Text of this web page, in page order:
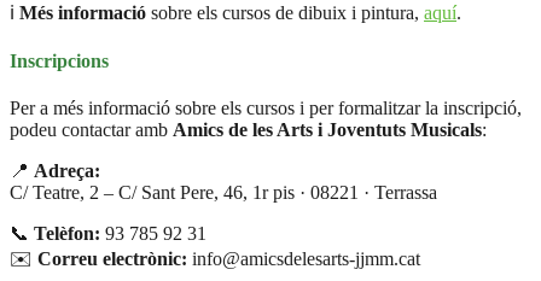
ℹ️ Més informació sobre els cursos de dibuix i pintura, aquí.
Inscripcions
Per a més informació sobre els cursos i per formalitzar la inscripció,
podeu contactar amb Amics de les Arts i Joventuts Musicals:
📍 Adreça:
C/ Teatre, 2 – C/ Sant Pere, 46, 1r pis · 08221 · Terrassa
📞 Telèfon: 93 785 92 31
✉️ Correu electrònic: info@amicsdelesarts-jjmm.cat